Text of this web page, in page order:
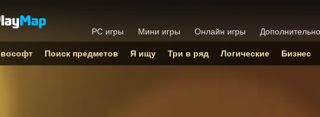
PC игры Мини игры Онлайн игры Дополнительно
Поиск предметов Я ищу Три в ряд Логические Бизнес